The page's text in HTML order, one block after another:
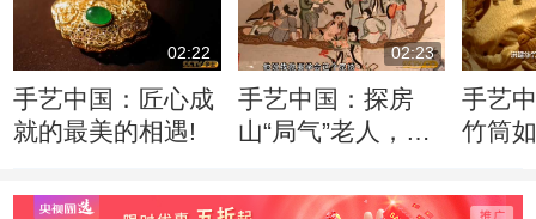
02:22
手艺中国：匠心成
就的最美的相遇!
02:23
手艺中国：探房
山“局气”老人，如
手艺
竹筒